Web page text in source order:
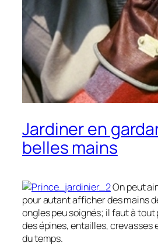
Jardiner en
belles mains
On peut
pour autant afficher des mains
ongles peu soignés; il faut à
des épines, entailles, crevasses
du temps.